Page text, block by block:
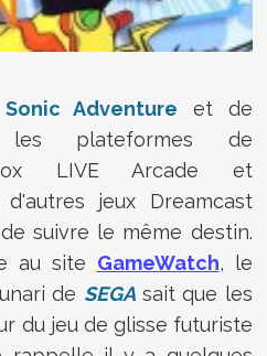
Sonic Adventure et de
plateformes de
LIVE Arcade et
jeux Dreamcast
suivre le même destin.
au site GameWatch, le
de SEGAsait que les
du jeu de glisse futuriste